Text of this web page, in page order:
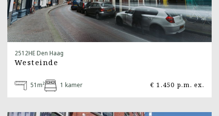
2512HE Den Haag
Westeinde
51m² 1 kamer € 1.450 p.m. ex.